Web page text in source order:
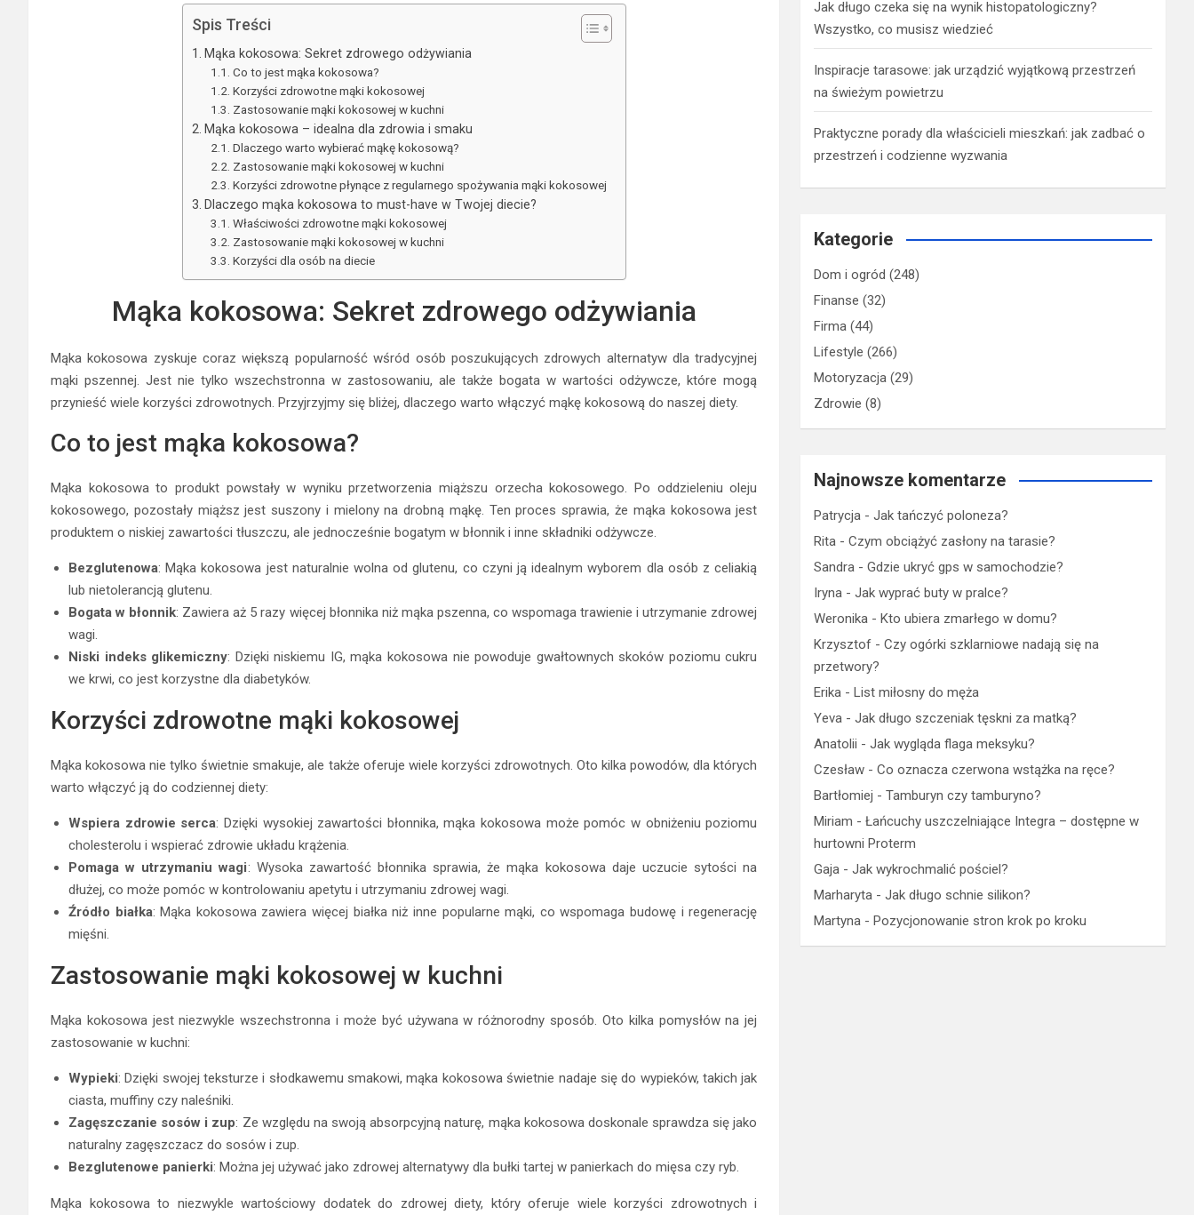
Spis Treści
Mąka kokosowa: Sekret zdrowego odżywiania
Co to jest mąka kokosowa?
Korzyści zdrowotne mąki kokosowej
Zastosowanie mąki kokosowej w kuchni
Mąka kokosowa – idealna dla zdrowia i smaku
Dlaczego warto wybierać mąkę kokosową?
Zastosowanie mąki kokosowej w kuchni
Korzyści zdrowotne płynące z regularnego spożywania mąki kokosowej
Dlaczego mąka kokosowa to must-have w Twojej diecie?
Właściwości zdrowotne mąki kokosowej
Zastosowanie mąki kokosowej w kuchni
Korzyści dla osób na diecie
Mąka kokosowa: Sekret zdrowego odżywiania
Mąka kokosowa zyskuje coraz większą popularność wśród osób poszukujących zdrowych alternatyw dla tradycyjnej
mąki pszennej. Jest nie tylko wszechstronna w zastosowaniu, ale także bogata w wartości odżywcze, które mogą
przynieść wiele korzyści zdrowotnych. Przyjrzyjmy się bliżej, dlaczego warto włączyć mąkę kokosową do naszej diety.
Co to jest mąka kokosowa?
Mąka kokosowa to produkt powstały w wyniku przetworzenia miąższu orzecha kokosowego. Po oddzieleniu oleju
kokosowego, pozostały miąższ jest suszony i mielony na drobną mąkę. Ten proces sprawia, że mąka kokosowa jest
produktem o niskiej zawartości tłuszczu, ale jednocześnie bogatym w błonnik i inne składniki odżywcze.
Bezglutenowa: Mąka kokosowa jest naturalnie wolna od glutenu, co czyni ją idealnym wyborem dla osób z celiakią
lub nietolerancją glutenu.
Bogata w błonnik: Zawiera aż 5 razy więcej błonnika niż mąka pszenna, co wspomaga trawienie i utrzymanie zdrowej
wagi.
Niski indeks glikemiczny: Dzięki niskiemu IG, mąka kokosowa nie powoduje gwałtownych skoków poziomu cukru
we krwi, co jest korzystne dla diabetyków.
Korzyści zdrowotne mąki kokosowej
Mąka kokosowa nie tylko świetnie smakuje, ale także oferuje wiele korzyści zdrowotnych. Oto kilka powodów, dla których
warto włączyć ją do codziennej diety:
Wspiera zdrowie serca: Dzięki wysokiej zawartości błonnika, mąka kokosowa może pomóc w obniżeniu poziomu
cholesterolu i wspierać zdrowie układu krążenia.
Pomaga w utrzymaniu wagi: Wysoka zawartość błonnika sprawia, że mąka kokosowa daje uczucie sytości na
dłużej, co może pomóc w kontrolowaniu apetytu i utrzymaniu zdrowej wagi.
Źródło białka: Mąka kokosowa zawiera więcej białka niż inne popularne mąki, co wspomaga budowę i regenerację
mięśni.
Zastosowanie mąki kokosowej w kuchni
Mąka kokosowa jest niezwykle wszechstronna i może być używana w różnorodny sposób. Oto kilka pomysłów na jej
zastosowanie w kuchni:
Wypieki: Dzięki swojej teksturze i słodkawemu smakowi, mąka kokosowa świetnie nadaje się do wypieków, takich jak
ciasta, muffiny czy naleśniki.
Zagęszczanie sosów i zup: Ze względu na swoją absorpcyjną naturę, mąka kokosowa doskonale sprawdza się jako
naturalny zagęszczacz do sosów i zup.
Bezglutenowe panierki: Można jej używać jako zdrowej alternatywy dla bułki tartej w panierkach do mięsa czy ryb.
Mąka kokosowa to niezwykle wartościowy dodatek do zdrowej diety, który oferuje wiele korzyści zdrowotnych i
Jak długo czeka się na wynik histopatologiczny?
Wszystko, co musisz wiedzieć
Inspiracje tarasowe: jak urządzić wyjątkową przestrzeń
na świeżym powietrzu
Praktyczne porady dla właścicieli mieszkań: jak zadbać o
przestrzeń i codzienne wyzwania
Kategorie
Dom i ogród (248)
Finanse (32)
Firma (44)
Lifestyle (266)
Motoryzacja (29)
Zdrowie (8)
Najnowsze komentarze
Patrycja -Jak tańczyć poloneza?
Rita -Czym obciążyć zasłony na tarasie?
Sandra -Gdzie ukryć gps w samochodzie?
Iryna -Jak wyprać buty w pralce?
Weronika - Kto ubiera zmarłego w domu?
Krzysztof -Czy ogórki szklarniowe nadają się na
przetwory?
Erika - List miłosny do męża
Yeva -Jak długo szczeniak tęskni za matką?
Anatolii -Jak wygląda flaga meksyku?
Czesław -Co oznacza czerwona wstążka na ręce?
Bartłomiej -Tamburyn czy tamburyno?
Miriam -Łańcuchy uszczelniające Integra – dostępne w
hurtowni Proterm
Gaja -Jak wykrochmalić pościel?
Marharyta -Jak długo schnie silikon?
Martyna - Pozycjonowanie stron krok po kroku